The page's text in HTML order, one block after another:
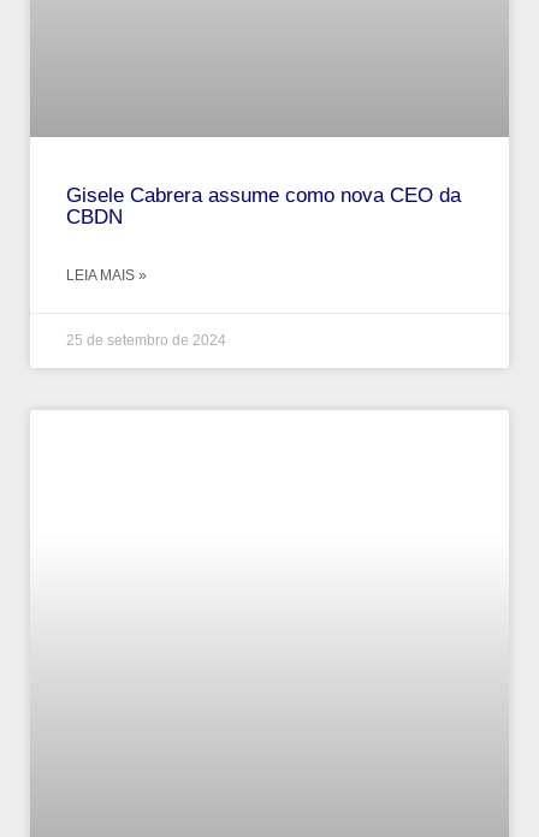
Gisele Cabrera assume como nova CEO da
CBDN
LEIA MAIS »
25 de setembro de 2024